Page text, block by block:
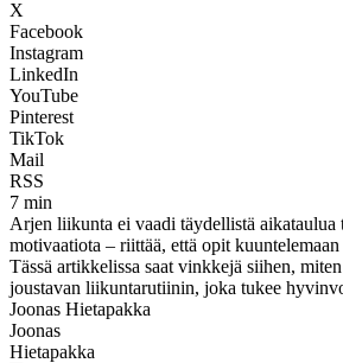
X
Facebook
Instagram
LinkedIn
YouTube
Pinterest
TikTok
Mail
RSS
7 min
Arjen liikunta ei vaadi täydellistä aikataulua
motivaatiota – riittää, että opit kuuntelemaan
Tässä artikkelissa saat vinkkejä siihen,
joustavan liikuntarutiinin, joka tukee
Joonas Hietapakka
Joonas
Hietapakka